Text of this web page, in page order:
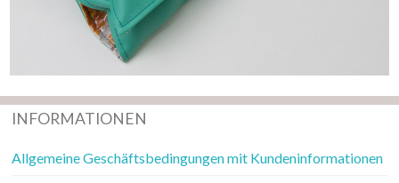
INFORMATIONEN
Allgemeine Geschäftsbedingungen mit Kundeninformationen